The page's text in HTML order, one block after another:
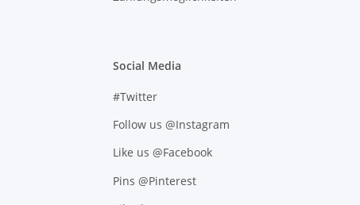
Social Media
#Twitter
Follow us @Instagram
Like us @Facebook
Pins @Pinterest